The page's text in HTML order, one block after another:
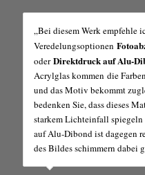
„Bei diesem Werk empfehle
Veredelungsoptionen
oderDirektdruck auf Alu-
Acrylglas kommen die
und das Motiv bekommt
bedenken Sie, dass dieses
starkem Lichteinfall
auf Alu-Dibond ist dagegen
des Bildes schimmern dabei